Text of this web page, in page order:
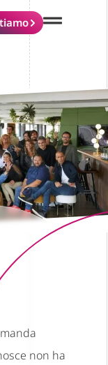
non ha